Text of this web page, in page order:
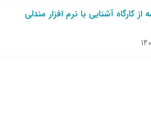
از کارگاه آشنایی با نرم افزار مندلی